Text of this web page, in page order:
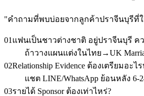
"คำถามที่พบบ่อยจากลูกค้าปราจีนบุรีที่
01 แฟนเป็นชาวต่างชาติ อยู่ปราจีนบุรี ค
ถ้าวางแผนแต่งในไทย→UK
02Relationship Evidence ต้องเตรียมอะไ
แชต LINE/WhatsApp ย้อนหลัง
03รายได้ Sponsor ต้องเท่าไหร่?